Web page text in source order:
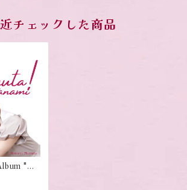
チェックした商品
"Ha